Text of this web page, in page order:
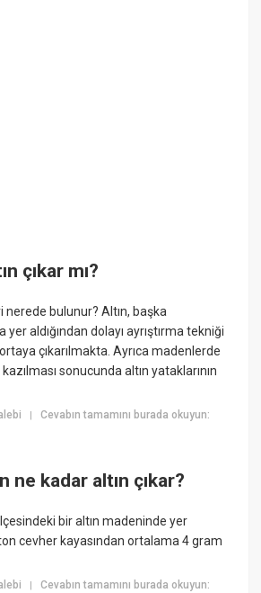
çıkar mı?
nerede bulunur? Altın, başka
aldığından dolayı ayrıştırma tekniği
çıkarılmakta. Ayrıca madenlerde
sonucunda altın yataklarının
|Cevabın tamamını burada okuyun:
ne kadar altın çıkar?
ilçesindeki bir altın madeninde yer
ton cevher kayasından ortalama 4 gram
|Cevabın tamamını burada okuyun: